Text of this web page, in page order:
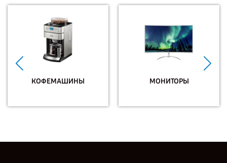
КОФЕМАШИНЫ МОНИТОРЫ